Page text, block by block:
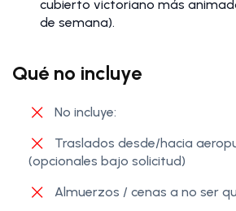
cubierto victoriano más
de semana).
Qué no incluye
No incluye:
Traslados desde/hacia
(opcionales bajo solicitud)
Almuerzos / cenas a no ser